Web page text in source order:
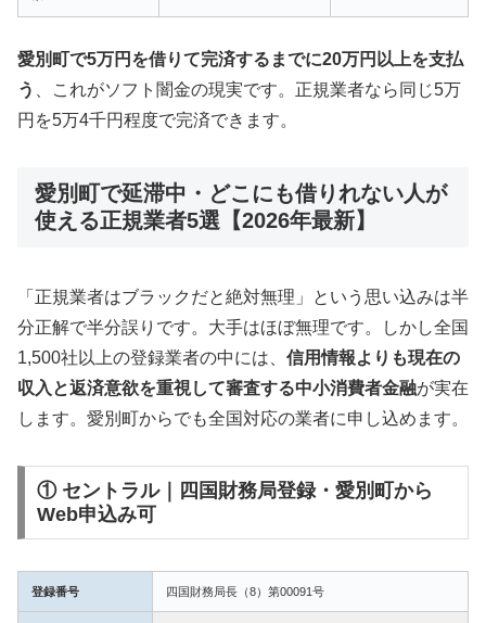
愛別町で5万円を借りて完済するまでに20万円以上を支払
う
、これがソフト闇金の現実です。正規業者なら同じ5万
円を5万4千円程度で完済できます。
愛別町で延滞中・どこにも借りれない人が
使える正規業者5選【2026年最新】
「正規業者はブラックだと絶対無理」という思い込みは半
分正解で半分誤りです。大手はほぼ無理です。しかし全国
1,500社以上の登録業者の中には、 信用情報よりも現在の
収入と返済意欲を重視して審査する中小消費者金融が実在
します。愛別町からでも全国対応の業者に申し込めます。
① セントラル｜四国財務局登録・愛別町から
Web申込み可
登録番号 四国財務局長（8）第00091号